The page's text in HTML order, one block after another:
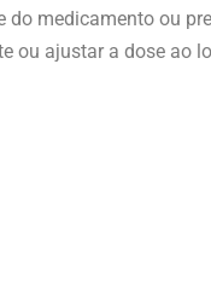
medicamento ou
ou ajustar a dose ao